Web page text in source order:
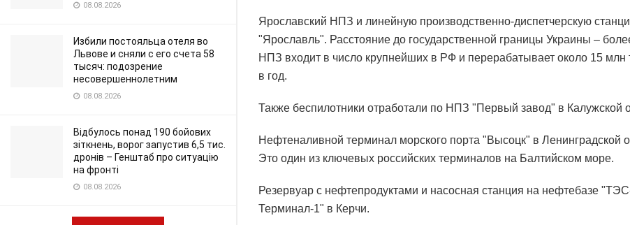
08.08.2026
Избили постояльца отеля во
Львове и сняли с его счета 58
тысяч: подозрение
несовершеннолетним
08.08.2026
Відбулось понад 190 бойових
зіткнень, ворог запустив 6,5 тис.
дронів – Генштаб про ситуацію
на фронті
08.08.2026
Ярославский НПЗ и линейную производственно-диспетчерскую
"Ярославль". Расстояние до государственной границы Украины –
НПЗ входит в число крупнейших в РФ и перерабатывает около 15 млн
в год.
Также беспилотники отработали по НПЗ "Первый завод" в Калужской
Нефтеналивной терминал морского порта "Высоцк" в Ленинградской
Это один из ключевых российских терминалов на Балтийском море.
Резервуар с нефтепродуктами и насосная станция на нефтебазе
Терминал-1" в Керчи.